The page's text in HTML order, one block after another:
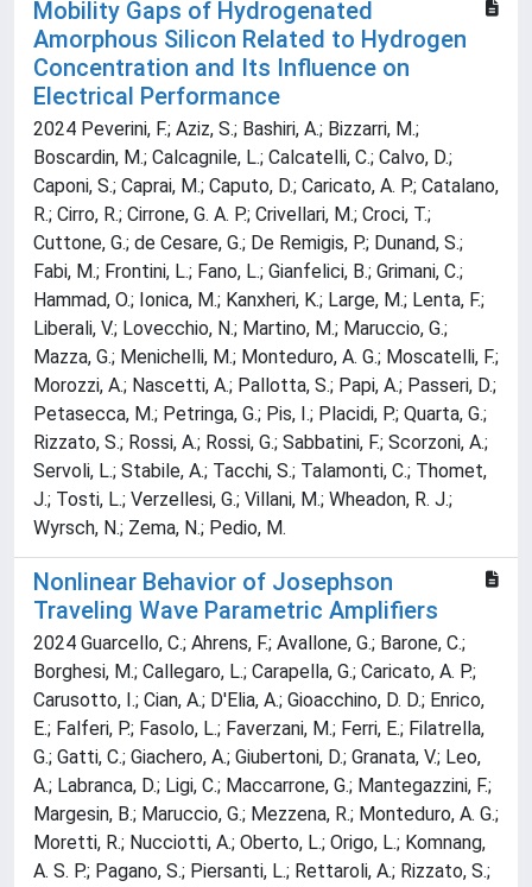
Mobility Gaps of Hydrogenated
Amorphous Silicon Related to Hydrogen
Concentration and Its Influence on
Electrical Performance
2024 Peverini, F.; Aziz, S.; Bashiri, A.; Bizzarri, M.;
Boscardin, M.; Calcagnile, L.; Calcatelli, C.; Calvo, D.;
Caponi, S.; Caprai, M.; Caputo, D.; Caricato, A. P.; Catalano,
R.; Cirro, R.; Cirrone, G. A. P.; Crivellari, M.; Croci, T.;
Cuttone, G.; de Cesare, G.; De Remigis, P.; Dunand, S.;
Fabi, M.; Frontini, L.; Fano, L.; Gianfelici, B.; Grimani, C.;
Hammad, O.; Ionica, M.; Kanxheri, K.; Large, M.; Lenta, F.;
Liberali, V.; Lovecchio, N.; Martino, M.; Maruccio, G.;
Mazza, G.; Menichelli, M.; Monteduro, A. G.; Moscatelli, F.;
Morozzi, A.; Nascetti, A.; Pallotta, S.; Papi, A.; Passeri, D.;
Petasecca, M.; Petringa, G.; Pis, I.; Placidi, P.; Quarta, G.;
Rizzato, S.; Rossi, A.; Rossi, G.; Sabbatini, F.; Scorzoni, A.;
Servoli, L.; Stabile, A.; Tacchi, S.; Talamonti, C.; Thomet,
J.; Tosti, L.; Verzellesi, G.; Villani, M.; Wheadon, R. J.;
Wyrsch, N.; Zema, N.; Pedio, M.
Nonlinear Behavior of Josephson
Traveling Wave Parametric Amplifiers
2024 Guarcello, C.; Ahrens, F.; Avallone, G.; Barone, C.;
Borghesi, M.; Callegaro, L.; Carapella, G.; Caricato, A. P.;
Carusotto, I.; Cian, A.; D'Elia, A.; Gioacchino, D. D.; Enrico,
E.; Falferi, P.; Fasolo, L.; Faverzani, M.; Ferri, E.; Filatrella,
G.; Gatti, C.; Giachero, A.; Giubertoni, D.; Granata, V.; Leo,
A.; Labranca, D.; Ligi, C.; Maccarrone, G.; Mantegazzini, F.;
Margesin, B.; Maruccio, G.; Mezzena, R.; Monteduro, A. G.;
Moretti, R.; Nucciotti, A.; Oberto, L.; Origo, L.; Komnang,
A. S. P.; Pagano, S.; Piersanti, L.; Rettaroli, A.; Rizzato, S.;